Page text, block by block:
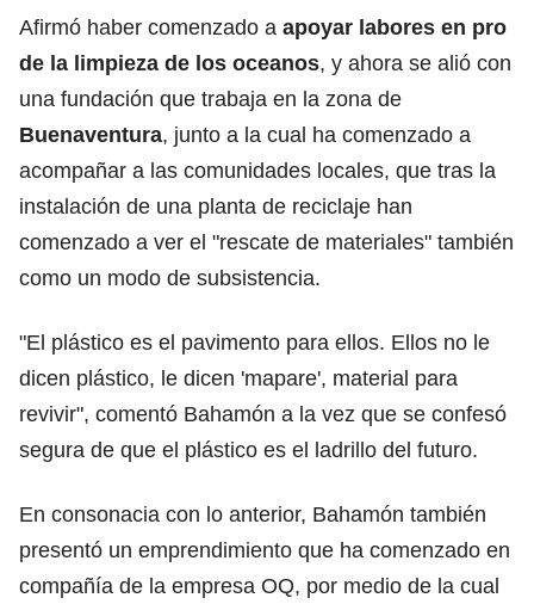
Afirmó haber comenzado a apoyar labores en pro
de la limpieza de los oceanos, y ahora se alió con
una fundación que trabaja en la zona de
Buenaventura, junto a la cual ha comenzado a
acompañar a las comunidades locales, que tras la
instalación de una planta de reciclaje han
comenzado a ver el "rescate de materiales" también
como un modo de subsistencia.
"El plástico es el pavimento para ellos. Ellos no le
dicen plástico, le dicen 'mapare', material para
revivir", comentó Bahamón a la vez que se confesó
segura de que el plástico es el ladrillo del futuro.
En consonacia con lo anterior, Bahamón también
presentó un emprendimiento que ha comenzado en
compañía de la empresa OQ, por medio de la cual